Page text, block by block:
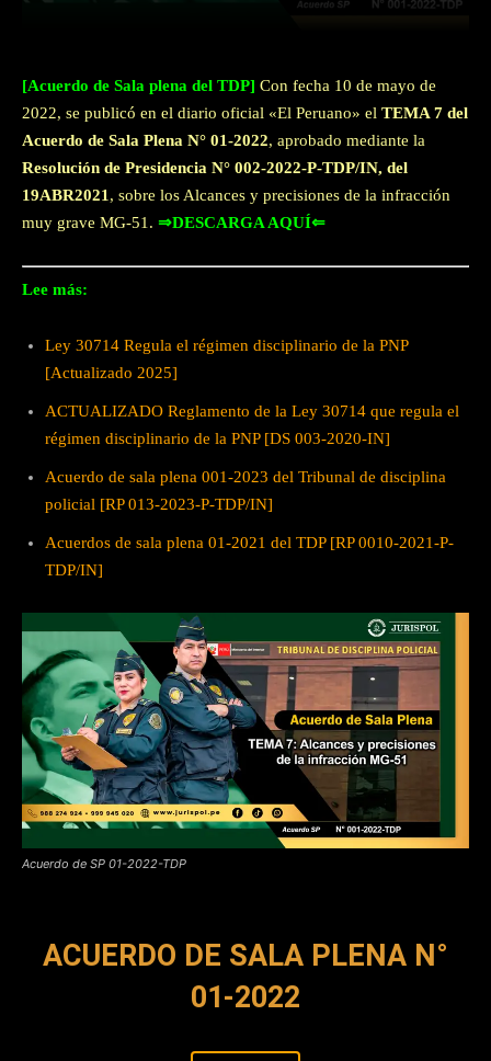
[Acuerdo de Sala plena del TDP] Con fecha 10 de mayo de
2022, se publicó en el diario oficial «El Peruano» el TEMA 7 del
Acuerdo de Sala Plena N° 01-2022, aprobado mediante la
Resolución de Presidencia N° 002-2022-P-TDP/IN, del
19ABR2021, sobre los Alcances y precisiones de la infracción
muy grave MG-51. ⇒DESCARGA AQUÍ⇐
Lee más:
Ley 30714 Regula el régimen disciplinario de la PNP
[Actualizado 2025]
ACTUALIZADO Reglamento de la Ley 30714 que regula el
régimen disciplinario de la PNP [DS 003-2020-IN]
Acuerdo de sala plena 001-2023 del Tribunal de disciplina
policial [RP 013-2023-P-TDP/IN]
Acuerdos de sala plena 01-2021 del TDP [RP 0010-2021-P-
TDP/IN]
Acuerdo de SP 01-2022-TDP
ACUERDO DE SALA PLENA N°
01-2022